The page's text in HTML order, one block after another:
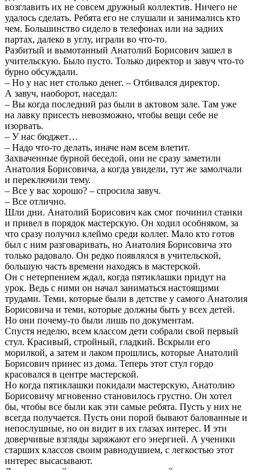
возглавить их не совсем дружный коллектив. Ничего не
удалось сделать. Ребята его не слушали и занимались кто
чем. Большинство сидело в телефонах или на задних
партах, далеко в углу, играли во что-то.
Разбитый и вымотанный Анатолий Борисович зашел в
учительскую. Было пусто. Только директор и завуч что-то
бурно обсуждали.
– Но у нас нет столько денег. – Отбивался директор.
А завуч, наоборот, наседал:
– Вы когда последний раз были в актовом зале. Там уже
на лавку присесть невозможно, чтобы вещи себе не
изорвать.
– У нас бюджет…
– Надо что-то делать, иначе нам всем влетит.
Захваченные бурной беседой, они не сразу заметили
Анатолия Борисовича, а когда увидели, тут же замолчали
и переключили тему.
– Все у вас хорошо? – спросила завуч.
– Все отлично.
Шли дни. Анатолий Борисович как смог починил станки
и привел в порядок мастерскую. Он ходил особняком, за
что сразу получил клеймо среди коллег. Мало кто готов
был с ним разговаривать, но Анатолия Борисовича это
только радовало. Он редко появлялся в учительской,
большую часть времени находясь в мастерской.
Он с нетерпением ждал, когда пятиклашки придут на
урок. Ведь с ними он начал заниматься настоящими
трудами. Теми, которые были в детстве у самого Анатолия
Борисовича и теми, которые должны быть у всех детей.
Но они почему-то были лишь по документам.
Спустя неделю, всем классом дети собрали свой первый
стул. Красивый, стройный, гладкий. Вскрыли его
морилкой, а затем и лаком прошлись, которые Анатолий
Борисович принес из дома. Теперь этот стул гордо
красовался в центре мастерской.
Но когда пятиклашки покидали мастерскую, Анатолию
Борисовичу мгновенно становилось грустно. Он хотел
бы, чтобы все были как эти самые ребята. Пусть у них не
всегда получается. Пусть они порой бывают балованные и
непослушные, но он видит в их глазах интерес. И эти
доверчивые взгляды заряжают его энергией. А ученики
старших классов своим равнодушием, с легкостью этот
интерес высасывают.